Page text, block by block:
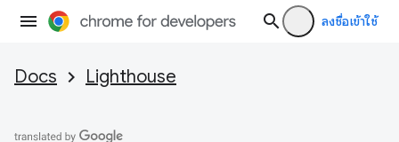
ลงชื่อเข้าใช้
Docs Lighthouse